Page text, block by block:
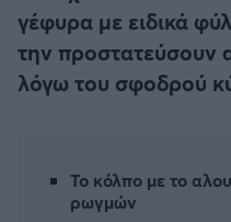
Ατρόμητος Αθηνών
Κηφισιά
Παναιτωλικός
γέφυρα με ειδικά
την προστατεύσουν
λόγω του σφοδρού
Το κόλπο με το
ρωγμών